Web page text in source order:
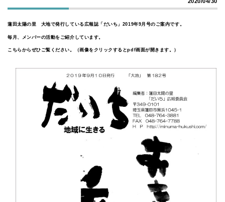
蓮田太陽の里 大地で発行している広報誌「だいち」2019年9月号のご案内です。
毎月、メンバーの活動をご紹介しています。
こちらからぜひご覧ください。（画像をクリックするとpdf画面が開きます。）